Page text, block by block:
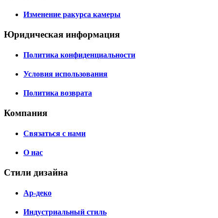
Изменение ракурса камеры
Юридическая информация
Политика конфиденциальности
Условия использования
Политика возврата
Компания
Связаться с нами
О нас
Стили дизайна
Ар-деко
Индустриальный стиль